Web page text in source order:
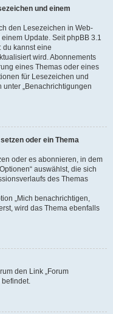
und einem
den Lesezeichen in Web-
Update. Seit phpBB 3.1
du kannst eine
wird. Abonnements
eines Themas oder eines
für Lesezeichen und
„Benachrichtigungen
oder ein Thema
oder es abonnieren, in dem
auswählst, die sich
des Themas
„Mich benachrichtigen,
wird das Thema ebenfalls
den Link „Forum
befindet.